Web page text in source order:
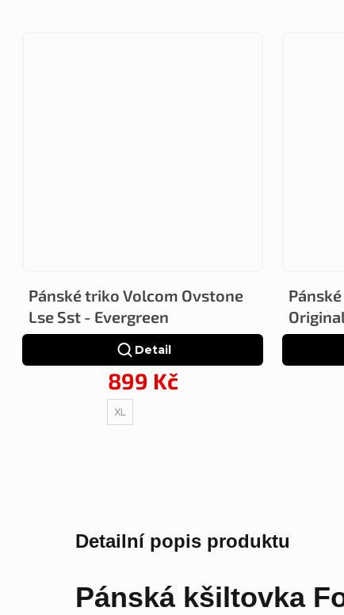
Pánské triko Volcom Ovstone
Lse Sst - Evergreen
899 Kč
Detail
XL
Detailní popis produktu
Pánská kšiltovka